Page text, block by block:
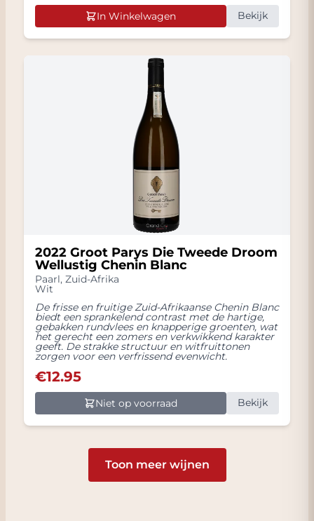
In Winkelwagen Bekijk
2022 Groot Parys Die Tweede Droom
Wellustig Chenin Blanc
Paarl, Zuid-Afrika
Wit
De frisse en fruitige Zuid-Afrikaanse Chenin Blanc
biedt een sprankelend contrast met de hartige,
gebakken rundvlees en knapperige groenten, wat
het gerecht een zomers en verkwikkend karakter
geeft. De strakke structuur en witfruittonen
zorgen voor een verfrissend evenwicht.
€12.95
Niet op voorraad Bekijk
Toon meer wijnen